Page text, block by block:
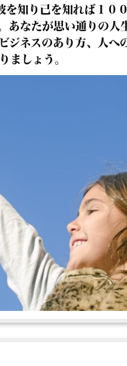
知り己を知れば１０
あなたが思い通りの人
ジネスのあり方、人へ
ましょう。